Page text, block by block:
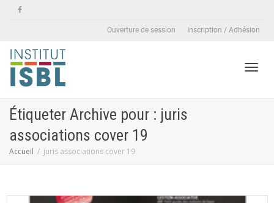
Ouverture de session Inscription / Adhésion
Étiqueter Archive pour : juris
associations cover 19
Accueil juris associations cover 19